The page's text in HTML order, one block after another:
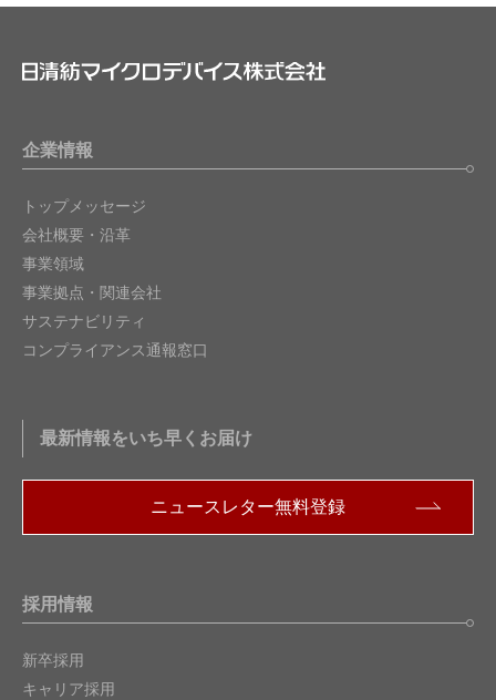
企業情報
トップメッセージ
会社概要・沿革
事業領域
事業拠点・関連会社
サステナビリティ
コンプライアンス通報窓口
最新情報をいち早くお届け
ニュースレター無料登録
採用情報
新卒採用
キャリア採用